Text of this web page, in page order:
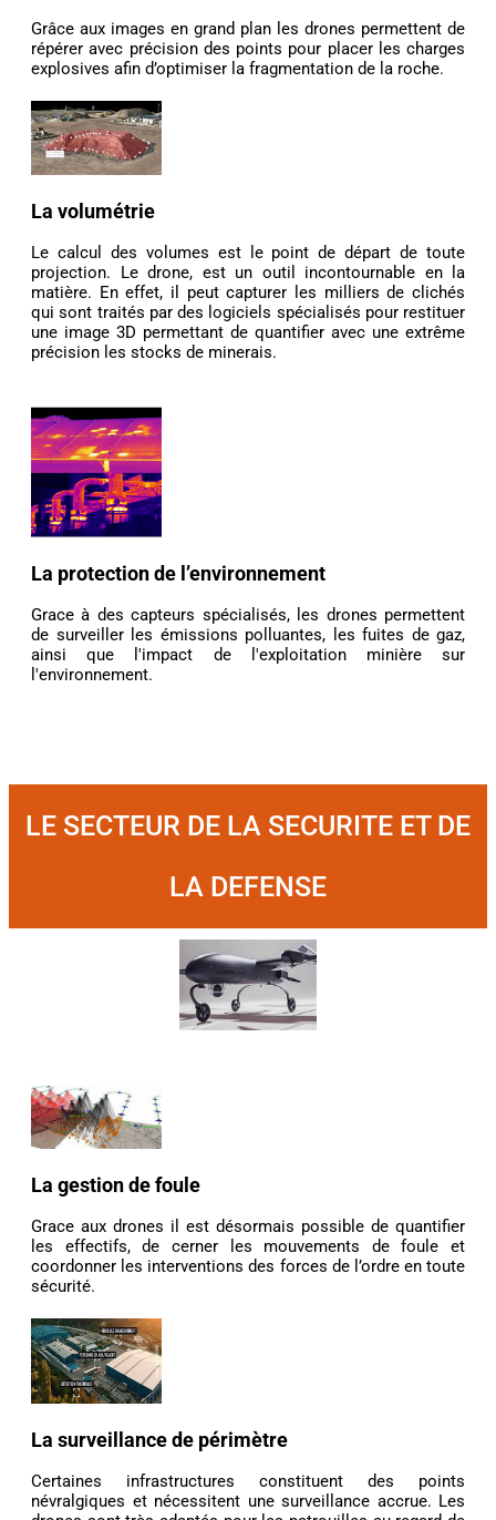
Grâce aux images en grand plan les drones permettent de
répérer avec précision des points pour placer les charges
explosives afin d’optimiser la fragmentation de la roche.
La volumétrie
Le calcul des volumes est le point de départ de toute
projection. Le drone, est un outil incontournable en la
matière. En effet, il peut capturer les milliers de clichés
qui sont traités par des logiciels spécialisés pour restituer
une image 3D permettant de quantifier avec une extrême
précision les stocks de minerais.
La protection de l’environnement
Grace à des capteurs spécialisés, les drones permettent
de surveiller les émissions polluantes, les fuites de gaz,
ainsi que l'impact de l'exploitation minière sur
l'environnement.
LE SECTEUR DE LA SECURITE ET DE
LA DEFENSE
La gestion de foule
Grace aux drones il est désormais possible de quantifier
les effectifs, de cerner les mouvements de foule et
coordonner les interventions des forces de l’ordre en toute
sécurité.
La surveillance de périmètre
Certaines infrastructures constituent des points
névralgiques et nécessitent une surveillance accrue. Les